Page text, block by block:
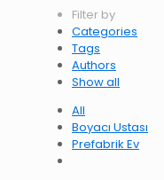
Filter by
Categories
Tags
Authors
Show all
All
Boyacı Ustası
Prefabrik Ev